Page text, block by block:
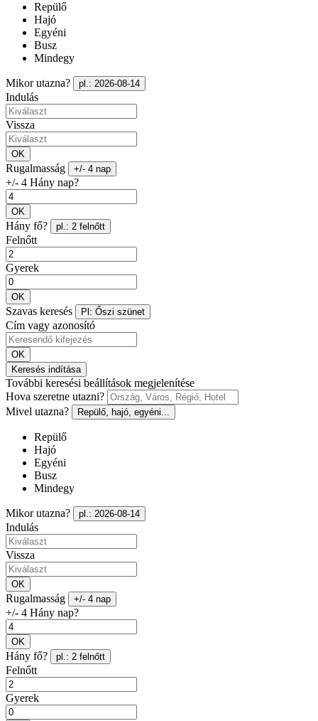
Repülő
Hajó
Egyéni
Busz
Mindegy
Mikor utazna? pl.: 2026-08-14
Indulás
Vissza
OK
Rugalmasság +/- 4 nap
+/- 4 Hány nap?
OK
Hány fő? pl.: 2 felnőtt
Felnőtt
Gyerek
OK
Szavas keresés Pl: Őszi szünet
Cím vagy azonosító
OK
Keresés indítása
További keresési beállítások megjelenítése
Hova szeretne utazni?
Mivel utazna?
Repülő, hajó, egyéni...
Repülő
Hajó
Egyéni
Busz
Mindegy
Mikor utazna? pl.: 2026-08-14
Indulás
Vissza
OK
Rugalmasság +/- 4 nap
+/- 4 Hány nap?
OK
Hány fő? pl.: 2 felnőtt
Felnőtt
Gyerek